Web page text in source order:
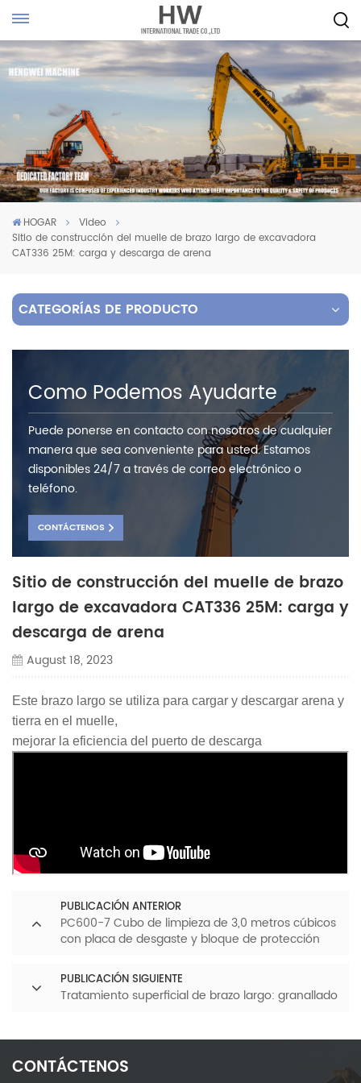
HOGAR
Video
Sitio de construcción del muelle de brazo largo de excavadora
CAT336 25M: carga y descarga de arena
CATEGORÍAS DE PRODUCTO
Como Podemos Ayudarte
Puede ponerse en contacto con nosotros de cualquier
manera que sea conveniente para usted. Estamos
disponibles 24/7 a través de correo electrónico o
teléfono.
CONTÁCTENOS
Sitio de construcción del muelle de brazo
largo de excavadora CAT336 25M: carga y
descarga de arena
August 18, 2023
Este brazo largo se utiliza para cargar y descargar arena y
tierra en el muelle,
mejorar la eficiencia del puerto de descarga
PUBLICACIÓN ANTERIOR
PC600-7 Cubo de limpieza de 3,0 metros cúbicos
con placa de desgaste y bloque de protección
PUBLICACIÓN SIGUIENTE
Tratamiento superficial de brazo largo: granallado
CONTÁCTENOS